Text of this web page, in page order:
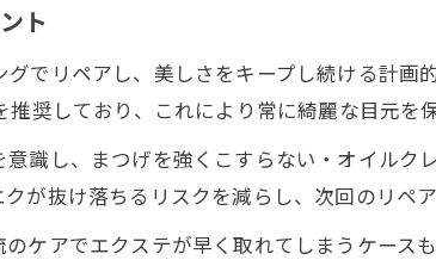
ク初心者が知るべきストック方法の基本
洗い方とブラッシングのコツを解説
ク施術前後の注意点とトラブル予防法
安心できるサロン選びのポイント集
クに最適な来店頻度と予約の取り方
エクキープに欠かせない日々のケア
ト
でリペアし、美しさをキープし続ける計画
奨しており、これにより常に綺麗な目元を
識し、まつげを強くこすらない・オイルク
が抜け落ちるリスクを減らし、次回のリペ
ケアでエクステが早く取れてしまうケース